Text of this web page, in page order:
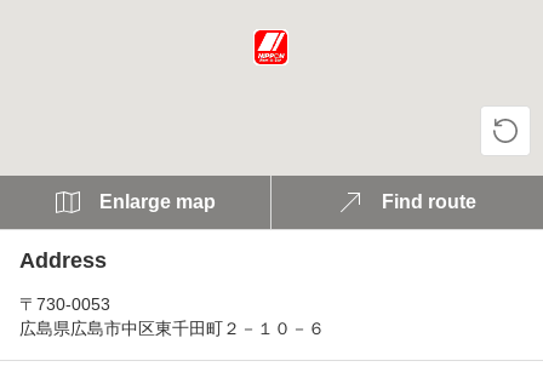
Enlarge map Find route
Address
〒730-0053
広島県広島市中区東千田町２－１０－６